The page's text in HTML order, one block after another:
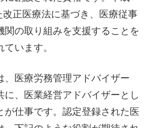
正医療法に基づき、医療従事
の取り組みを支援することを
います。
医療労務管理アドバイザー
に、医業経営アドバイザーとし
仕事です。認定登録された医